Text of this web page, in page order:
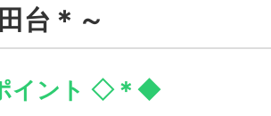
台＊～
イント ◇＊◆